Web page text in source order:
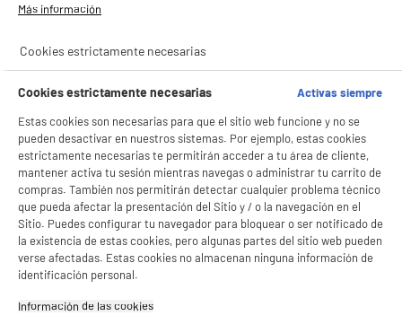
Más información
Cookies estrictamente necesarias
Cookies estrictamente necesarias
Activas siempre
Estas cookies son necesarias para que el sitio web funcione y no se
pueden desactivar en nuestros sistemas. Por ejemplo, estas cookies
estrictamente necesarias te permitirán acceder a tu área de cliente,
mantener activa tu sesión mientras navegas o administrar tu carrito de
compras. También nos permitirán detectar cualquier problema técnico
que pueda afectar la presentación del Sitio y / o la navegación en el
Sitio. Puedes configurar tu navegador para bloquear o ser notificado de
la existencia de estas cookies, pero algunas partes del sitio web pueden
verse afectadas. Estas cookies no almacenan ninguna información de
identificación personal.
Información de las cookies‎